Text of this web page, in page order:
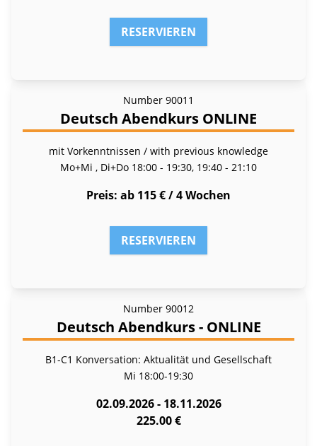
RESERVIEREN
Number 90011
Deutsch Abendkurs ONLINE
mit Vorkenntnissen / with previous knowledge
Mo+Mi , Di+Do 18:00 - 19:30, 19:40 - 21:10
Preis ab 115 € / 4 Wochen
RESERVIEREN
Number 90012
Deutsch Abendkurs - ONLINE
B1-C1 Konversation: Aktualität und Gesellschaft
Mi 18:00-19:30
02.09.2026 - 18.11.2026
225.00 €